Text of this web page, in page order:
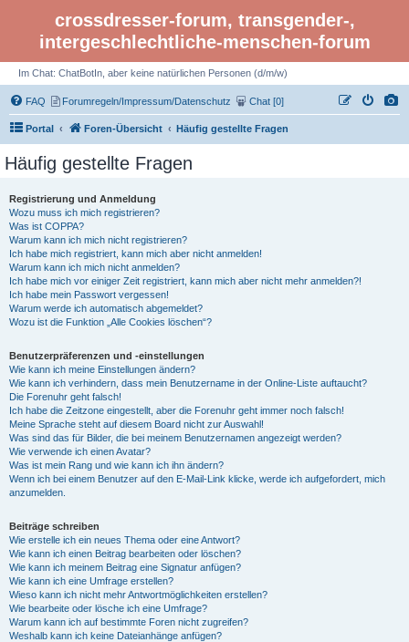
crossdresser-forum, transgender-,
intergeschlechtliche-menschen-forum
Im Chat: ChatBotIn, aber keine natürlichen Personen (d/m/w)
FAQ Forumregeln/Impressum/Datenschutz Chat [0]
Portal Foren-Übersicht Häufig gestellte Fragen
Häufig gestellte Fragen
Registrierung und Anmeldung
Wozu muss ich mich registrieren?
Was ist COPPA?
Warum kann ich mich nicht registrieren?
Ich habe mich registriert, kann mich aber nicht anmelden!
Warum kann ich mich nicht anmelden?
Ich habe mich vor einiger Zeit registriert, kann mich aber nicht mehr anmelden?!
Ich habe mein Passwort vergessen!
Warum werde ich automatisch abgemeldet?
Wozu ist die Funktion „Alle Cookies löschen“?
Benutzerpräferenzen und -einstellungen
Wie kann ich meine Einstellungen ändern?
Wie kann ich verhindern, dass mein Benutzername in der Online-Liste auftaucht?
Die Forenuhr geht falsch!
Ich habe die Zeitzone eingestellt, aber die Forenuhr geht immer noch falsch!
Meine Sprache steht auf diesem Board nicht zur Auswahl!
Was sind das für Bilder, die bei meinem Benutzernamen angezeigt werden?
Wie verwende ich einen Avatar?
Was ist mein Rang und wie kann ich ihn ändern?
Wenn ich bei einem Benutzer auf den E-Mail-Link klicke, werde ich aufgefordert, mich
anzumelden.
Beiträge schreiben
Wie erstelle ich ein neues Thema oder eine Antwort?
Wie kann ich einen Beitrag bearbeiten oder löschen?
Wie kann ich meinem Beitrag eine Signatur anfügen?
Wie kann ich eine Umfrage erstellen?
Wieso kann ich nicht mehr Antwortmöglichkeiten erstellen?
Wie bearbeite oder lösche ich eine Umfrage?
Warum kann ich auf bestimmte Foren nicht zugreifen?
Weshalb kann ich keine Dateianhänge anfügen?